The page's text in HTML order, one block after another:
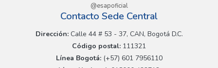
@esapoficial
Contacto Sede Central
Dirección:Calle 44 # 53 - 37, CAN, Bogotá D.C.
Código postal: 111321
Línea Bogotá:(+57) 601 7956110